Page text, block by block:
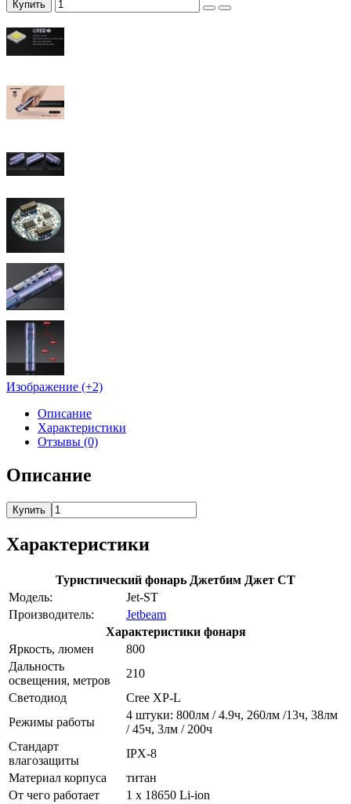
Купить
Изображение (+2)
Описание
Характеристики
Отзывы (0)
Описание
Купить
Характеристики
Туристический фонарь Джетбим Джет СТ
Модель:
Jet-ST
Производитель:
Jetbeam
Характеристики фонаря
Яркость, люмен
800
Дальность
освещения, метров
210
Светодиод
Cree XP-L
Режимы работы
4 штуки: 800лм / 4.9ч, 260лм /13ч, 38лм
/ 45ч, 3лм / 200ч
Стандарт
влагозащиты
IPX-8
Материал корпуса
титан
От чего работает
1 х 18650 Li-ion